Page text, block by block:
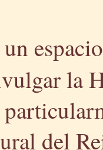
un
la
del